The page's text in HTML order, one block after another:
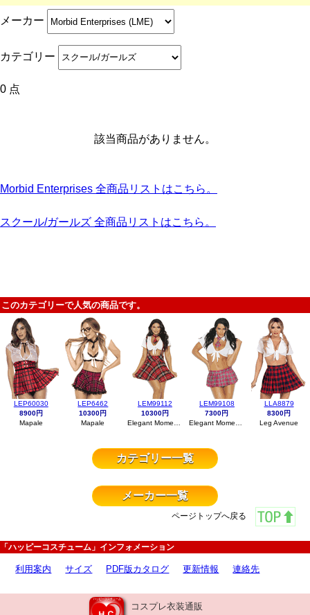
メーカー
カテゴリー
0 点
該当商品がありません。
Morbid Enterprises 全商品リストはこちら。
スクール/ガールズ 全商品リストはこちら。
このカテゴリーで人気の商品です。
LEP60030
8900円
Mapale
LEP6462
10300円
Mapale
LEM99112
10300円
Elegant Moments
LEM99108
7300円
Elegant Moments
LLA8879
8300円
Leg Avenue
カテゴリー一覧
メーカー一覧
ページトップへ戻る
「ハッピーコスチューム」インフォメーション
利用案内 サイズ PDF版カタログ 更新情報 連絡先
コスプレ衣装通販